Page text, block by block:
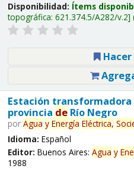
Disponibilidad: Ítems
topográfica: 621.374.5/A282/v.2
Hacer
Estación transformadora
provincia deRío Negro
por Agua y Energía Eléctrica,
Idioma: Español
Editor: Buenos Aires: Agua y
1988